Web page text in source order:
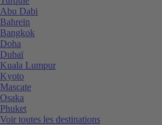
Abu Dabi
Bahreïn
Bangkok
Doha
Dubaï
Kuala Lumpur
Kyoto
Mascate
Osaka
Phuket
Voir toutes les destinations